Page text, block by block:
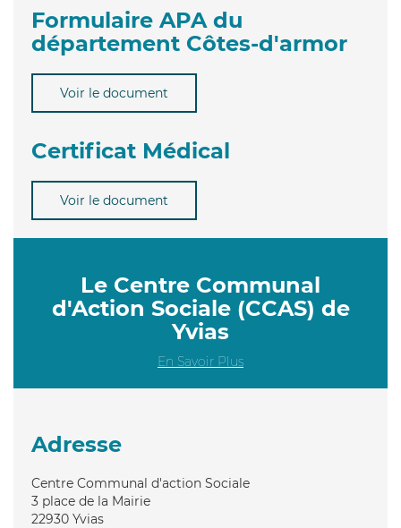
Formulaire APA du
département Côtes-d'armor
Voir le document
Certificat Médical
Voir le document
Le Centre Communal
d'Action Sociale (CCAS) de
Yvias
En Savoir Plus
Adresse
Centre Communal d'action Sociale
3 place de la Mairie
22930 Yvias